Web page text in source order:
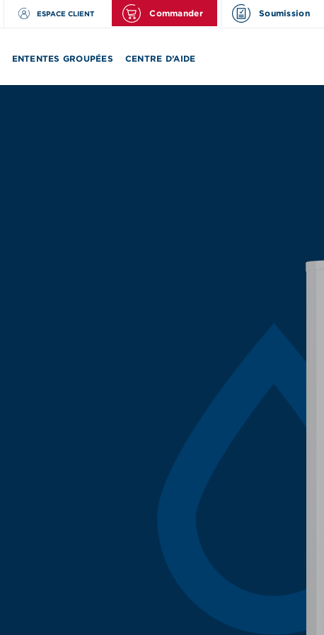
ESPACE CLIENT Commander Soumission
ENTENTES GROUPÉES CENTRE D’AIDE